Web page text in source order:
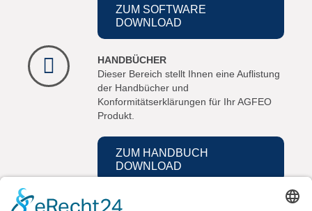
ZUM SOFTWARE
DOWNLOAD
HANDBÜCHER
Dieser Bereich stellt Ihnen eine Auflistung
der Handbücher und
Konformitätserklärungen für Ihr AGFEO
Produkt.
ZUM HANDBUCH
DOWNLOAD